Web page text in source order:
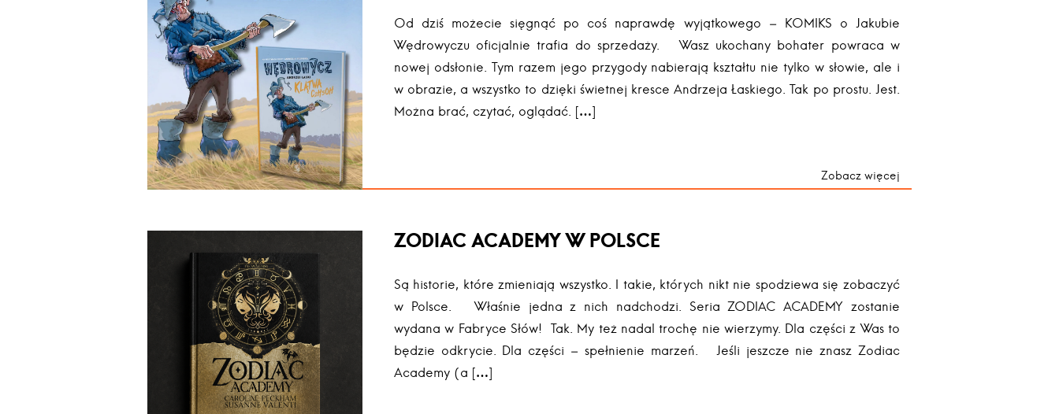
Od dziś możecie sięgnąć po coś naprawdę wyjątkowego – KOMIKS o Jakubie
Wędrowyczu oficjalnie trafia do sprzedaży. Wasz ukochany bohater powraca w
nowej odsłonie. Tym razem jego przygody nabierają kształtu nie tylko w słowie, ale i
w obrazie, a wszystko to dzięki świetnej kresce Andrzeja Łaskiego. Tak po prostu. Jest.
Można brać, czytać, oglądać. […]
Zobacz więcej
ZODIAC ACADEMY W POLSCE
Są historie, które zmieniają wszystko. I takie, których nikt nie spodziewa się zobaczyć
w Polsce. Właśnie jedna z nich nadchodzi. Seria ZODIAC ACADEMY zostanie
wydana w Fabryce Słów! Tak. My też nadal trochę nie wierzymy. Dla części z Was to
będzie odkrycie. Dla części – spełnienie marzeń. Jeśli jeszcze nie znasz Zodiac
Academy (a […]